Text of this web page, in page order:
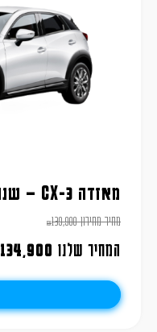
מאזדה CX-3 – שנת 2025
מחיר מחירון ₪139,900
המחיר שלנו 134,900